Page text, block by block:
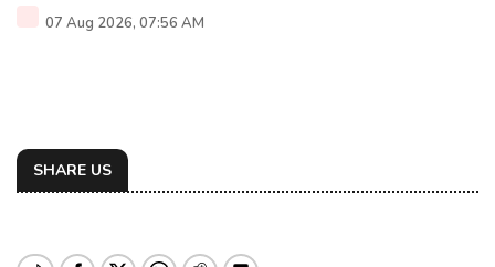
07 Aug 2026, 07:56 AM
SHARE US